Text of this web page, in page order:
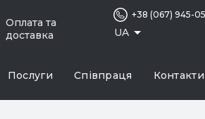
Оплата та
доставка
UA
+38 (067) 945-
Послуги Співпраця Контакти